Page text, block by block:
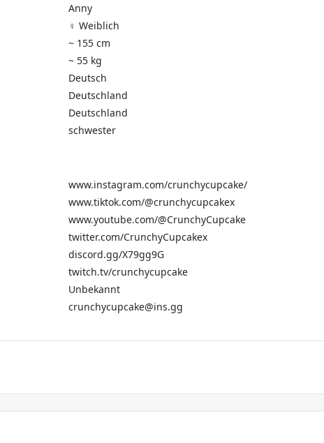
Anny
♀️ Weiblich
~ 155 cm
~ 55 kg
Deutsch
Deutschland
Deutschland
schwester
www.instagram.com/crunchycupcake/
www.tiktok.com/@crunchycupcakex
www.youtube.com/@CrunchyCupcake
twitter.com/CrunchyCupcakex
discord.gg/X79gg9G
twitch.tv/crunchycupcake
Unbekannt
crunchycupcake@ins.gg